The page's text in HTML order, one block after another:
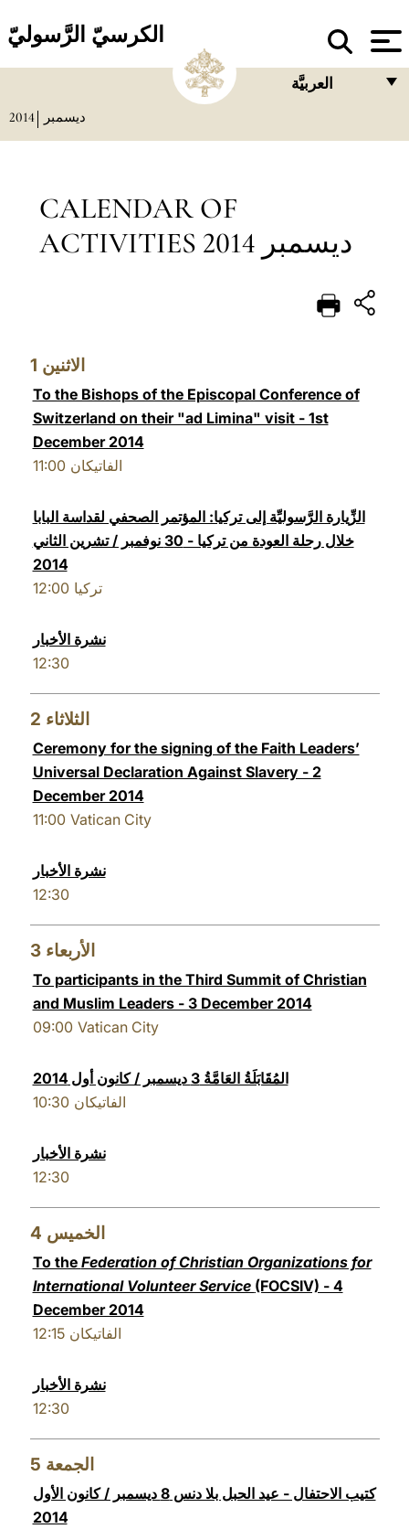
الكرسيّ الرَّسوليّ
العربيَّة
ESPAÑOL
DEUTSCH
中文
2014 ديسمبر
CALENDAR OF
ACTIVITIES ديسمبر 2014
1 الاثنين
To the Bishops of the Episcopal Conference of
Switzerland on their "ad Limina" visit - 1st
December 2014
11:00 الفاتيكان
الزِّيارة الرَّسوليِّة إلى تركيا: المؤتمر الصحفي لقداسة البابا
خلال رحلة العودة من تركيا - 30 نوفمبر / تشرين الثاني
2014
12:00 تركيا
نشرة الأخبار
12:30
2 الثلاثاء
Ceremony for the signing of the Faith Leaders’
Universal Declaration Against Slavery - 2
December 2014
11:00 Vatican City
نشرة الأخبار
12:30
3 الأربعاء
To participants in the Third Summit of Christian
and Muslim Leaders - 3 December 2014
09:00 Vatican City
المُقَابَلَةُ العَامَّةُ 3 ديسمبر / كانون أول 2014
10:30 الفاتيكان
نشرة الأخبار
12:30
4 الخميس
To the Federation of Christian Organizations for
International Volunteer Service (FOCSIV) - 4
December 2014
12:15 الفاتيكان
نشرة الأخبار
12:30
5 الجمعة
كتيب الاحتفال - عيد الحبل بلا دنس 8 ديسمبر / كانون الأول
2014